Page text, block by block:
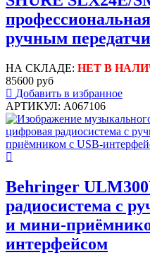
ручным
НА СКЛАДЕ: НЕТ В
85600 руб
Добавить в избранное
АРТИКУЛ: A067106
Behringer
радиосистема с
и мини-
интерфейсом